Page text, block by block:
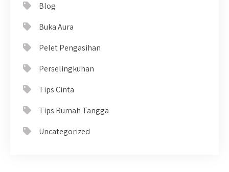
Blog
Buka Aura
Pelet Pengasihan
Perselingkuhan
Tips Cinta
Tips Rumah Tangga
Uncategorized